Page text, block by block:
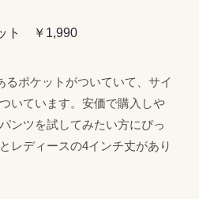
ト ￥1,990
るポケットがついていて、サイ
いています。安価で購入しや
ンツを試してみたい方にぴっ
レディースの4インチ丈があり